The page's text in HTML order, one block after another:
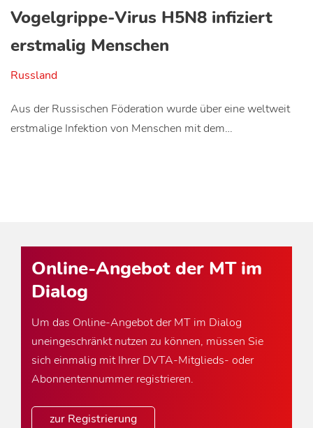
Vogelgrippe-Virus H5N8 infiziert
erstmalig Menschen
Russland
Aus der Russischen Föderation wurde über eine weltweit
erstmalige Infektion von Menschen mit dem…
Online-Angebot der MT im
Dialog
Um das Online-Angebot der MT im Dialog
uneingeschränkt nutzen zu können, müssen Sie
sich einmalig mit Ihrer DVTA-Mitglieds- oder
Abonnentennummer registrieren.
zur Registrierung